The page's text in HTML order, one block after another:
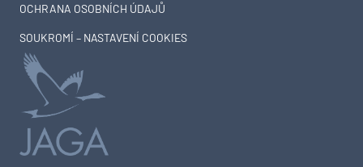
OCHRANA OSOBNÍCH ÚDAJŮ
SOUKROMÍ – NASTAVENÍ COOKIES